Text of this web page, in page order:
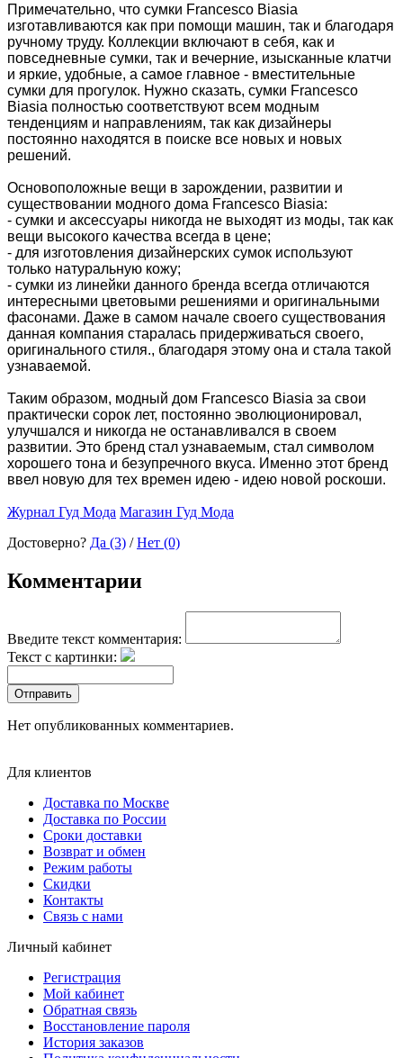
Примечательно, что сумки Francesco Biasia
изготавливаются как при помощи машин, так и благодаря
ручному труду. Коллекции включают в себя, как и
повседневные сумки, так и вечерние, изысканные клатчи
и яркие, удобные, а самое главное - вместительные
сумки для прогулок. Нужно сказать, сумки Francesco
Biasia полностью соответствуют всем модным
тенденциям и направлениям, так как дизайнеры
постоянно находятся в поиске все новых и новых
решений.
Основоположные вещи в зарождении, развитии и
существовании модного дома Francesco Biasia:
- сумки и аксессуары никогда не выходят из моды, так как
вещи высокого качества всегда в цене;
- для изготовления дизайнерских сумок используют
только натуральную кожу;
- сумки из линейки данного бренда всегда отличаются
интересными цветовыми решениями и оригинальными
фасонами. Даже в самом начале своего существования
данная компания старалась придерживаться своего,
оригинального стиля., благодаря этому она и стала такой
узнаваемой.
Таким образом, модный дом Francesco Biasia за свои
практически сорок лет, постоянно эволюционировал,
улучшался и никогда не останавливался в своем
развитии. Это бренд стал узнаваемым, стал символом
хорошего тона и безупречного вкуса. Именно этот бренд
ввел новую для тех времен идею - идею новой роскоши.
Журнал Гуд Мода Магазин Гуд Мода
Достоверно? Да (3) /Нет (0)
Комментарии
Введите текст комментария:
Текст с картинки:
Отправить
Нет опубликованных комментариев.
Для клиентов
Доставка по Москве
Доставка по России
Сроки доставки
Возврат и обмен
Режим работы
Скидки
Контакты
Связь с нами
Личный кабинет
Регистрация
Мой кабинет
Обратная связь
Восстановление пароля
История заказов